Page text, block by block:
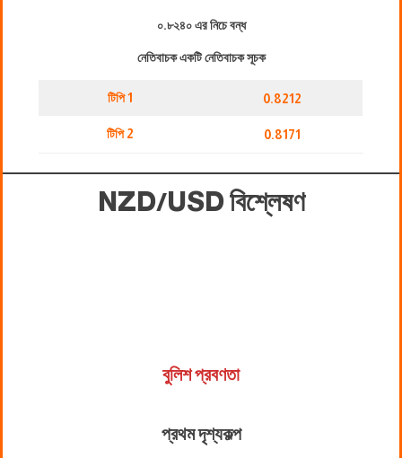
০.৮২৪০ এর নিচে বন্ধ
নেতিবাচক একটি নেতিবাচক সূচক
টিপি 1 0.8212
টিপি 2 0.8171
NZD/USD বিশ্লেষণ
বুলিশ প্রবণতা
প্রথম দৃশ্যকল্প